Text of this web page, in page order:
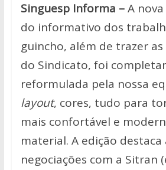
Singuesp Informa –A nova
do informativo dos
guincho, além de trazer
do Sindicato, foi
reformulada pela nossa
layout, cores, tudo para
mais confortável e
material. A edição destaca
negociações com a Sitran